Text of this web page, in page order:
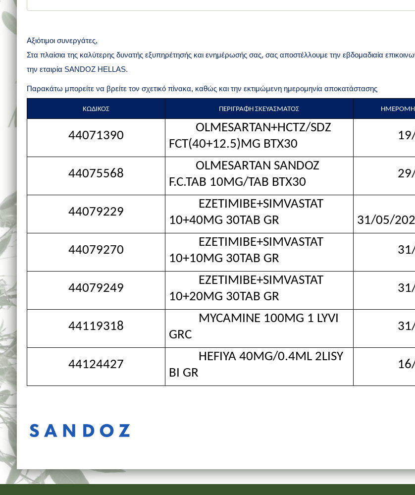
Αξιότιμοι συνεργάτες,
Στα πλαίσια της καλύτερης δυνατής εξυπηρέτησής και ενημέρωσής σας, σας αποστέλλουμε την εβδομαδιαία
την εταιρία SANDOZ HELLAS.
Παρακάτω μπορείτε να βρείτε τον σχετικό πίνακα, καθώς και την εκτιμώμενη ημερομηνία αποκατάστασης
ΚΩΔΙΚΟΣ ΠΕΡΙΓΡΑΦΗ ΣΚΕΥΑΣΜΑΤΟΣ
44071390
OLMESARTAN+HCTZ/SDZ
FCT(40+12.5)MG BTX30
44075568
OLMESARTAN SANDOZ
F.C.TAB 10MG/TAB BTX30
44079229
EZETIMIBE+SIMVASTAT
10+40MG 30TAB GR
31/05/
44079270
EZETIMIBE+SIMVASTAT
10+10MG 30TAB GR
44079249
EZETIMIBE+SIMVASTAT
10+20MG 30TAB GR
44119318
MYCAMINE 100MG 1 LYVI
GRC
44124427
HEFIYA 40MG/0.4ML 2LISY
BI GR